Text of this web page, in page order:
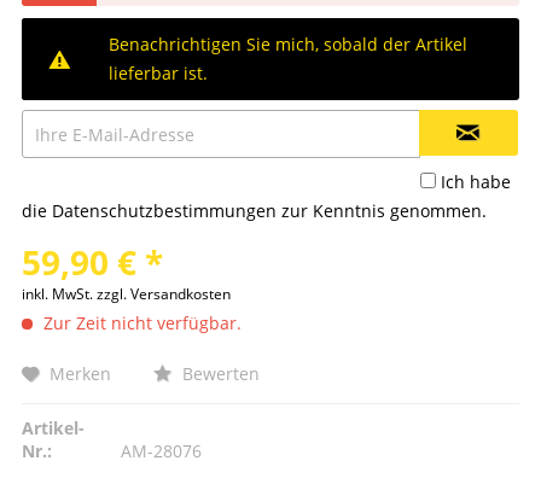
Benachrichtigen Sie mich, sobald der Artikel
lieferbar ist.
Ich habe
die Datenschutzbestimmungen zur Kenntnis genommen.
59,90 € *
inkl. MwSt.zzgl. Versandkosten
Zur Zeit nicht verfügbar.
Merken Bewerten
Artikel-
Nr.:
AM-28076